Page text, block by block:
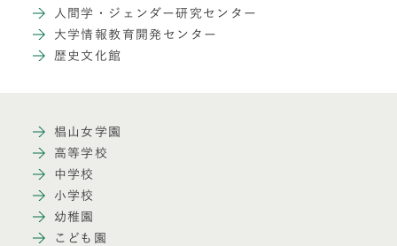
人間学・ジェンダー研究センター
大学情報教育開発センター
歴史文化館
椙山女学園
高等学校
中学校
小学校
幼稚園
こども園